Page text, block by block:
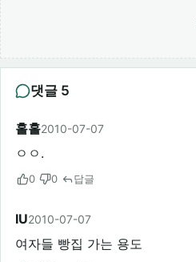
댓글 5
홀홀2010-07-07
ㅇㅇ.
0 0 답글
IU2010-07-07
여자들 빵집 가는 용도